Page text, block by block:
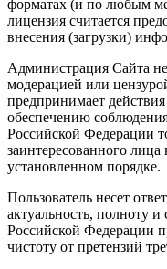
форматах (и по любым
лицензия считается
внесения (загрузки)
Администрация Сайта
модерацией или
предпринимает
обеспечению
Российской Федерации
заинтересованного
установленном порядке.
Пользователь несет
актуальность, полноту и
Российской Федерации
чистоту от претензий